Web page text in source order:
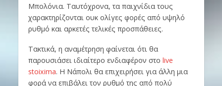
Μπολόνια. Ταυτόχρονα, τα παιχνίδια τους
χαρακτηρίζονται ουκ ολίγες φορές από υψηλό
ρυθμό και αρκετές τελικές προσπάθειες.
Τακτικά, η αναμέτρηση φαίνεται ότι θα
παρουσιάσει ιδιαίτερο ενδιαφέρον στο live
stoixima. Η Νάπολι θα επιχειρήσει για άλλη μια
φορά να επιβάλει τον ρυθμό της από πολύ